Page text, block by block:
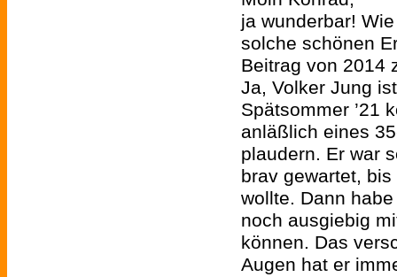
ja wunderbar!
solche schönen
Beitrag von 2014
Ja, Volker Jung
Spätsommer ’21
anläßlich eines
plaudern. Er war
brav gewartet,
wollte. Dann
noch ausgiebig
können. Das
Augen hat er